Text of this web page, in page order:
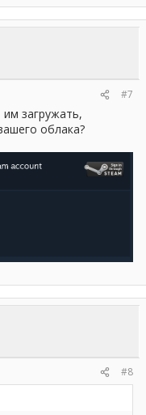
#7
загружать,
облака?
#8